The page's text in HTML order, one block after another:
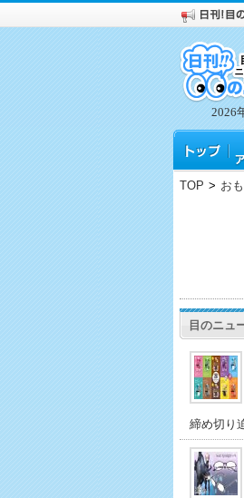
2026
TOP > お
目のニュ
締め切り